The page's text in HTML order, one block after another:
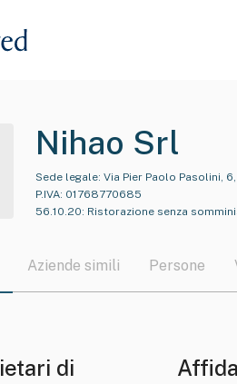
Nihao Srl
Sede legale: Via Pier Paolo Pasolini,
P.IVA: 01768770685
56.10.20: Ristorazione senza
Aziende simili Persone
di